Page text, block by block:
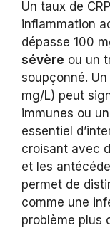
Un taux de
inflammation
dépasse 100
sévère ou un
soupçonné.
mg/L) peut
immunes ou
essentiel
croisant avec
et les
permet de
comme une
problème plus